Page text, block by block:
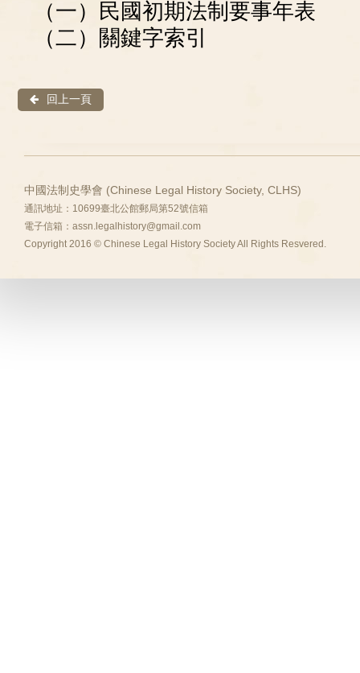
（一）民國初期法制要事年表
（二）關鍵字索引
回上一頁
中國法制史學會 (Chinese Legal History Society, CLHS)
通訊地址：10699臺北公館郵局第52號信箱
電子信箱： assn.legalhistory@gmail.com
Copyright 2016 © Chinese Legal History Society All Rights Resvered.